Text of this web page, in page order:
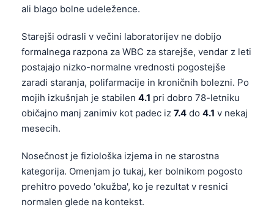
ali blago bolne udeležence.
Starejši odrasli v večini laboratorijev ne dobijo
formalnega razpona za WBC za starejše, vendar z leti
postajajo nizko-normalne vrednosti pogostejše
zaradi staranja, polifarmacije in kroničnih bolezni. Po
mojih izkušnjah je stabilen 4.1 pri dobro 78-letniku
običajno manj zanimiv kot padec iz 7.4 do 4.1 v nekaj
mesecih.
Nosečnost je fiziološka izjema in ne starostna
kategorija. Omenjam jo tukaj, ker bolnikom pogosto
prehitro povedo 'okužba', ko je rezultat v resnici
normalen glede na kontekst.